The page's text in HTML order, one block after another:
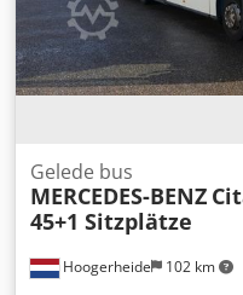
Hoogerheide 102 km
Gelede bus
MERCEDES-BENZ
45+1 Sitzplätze